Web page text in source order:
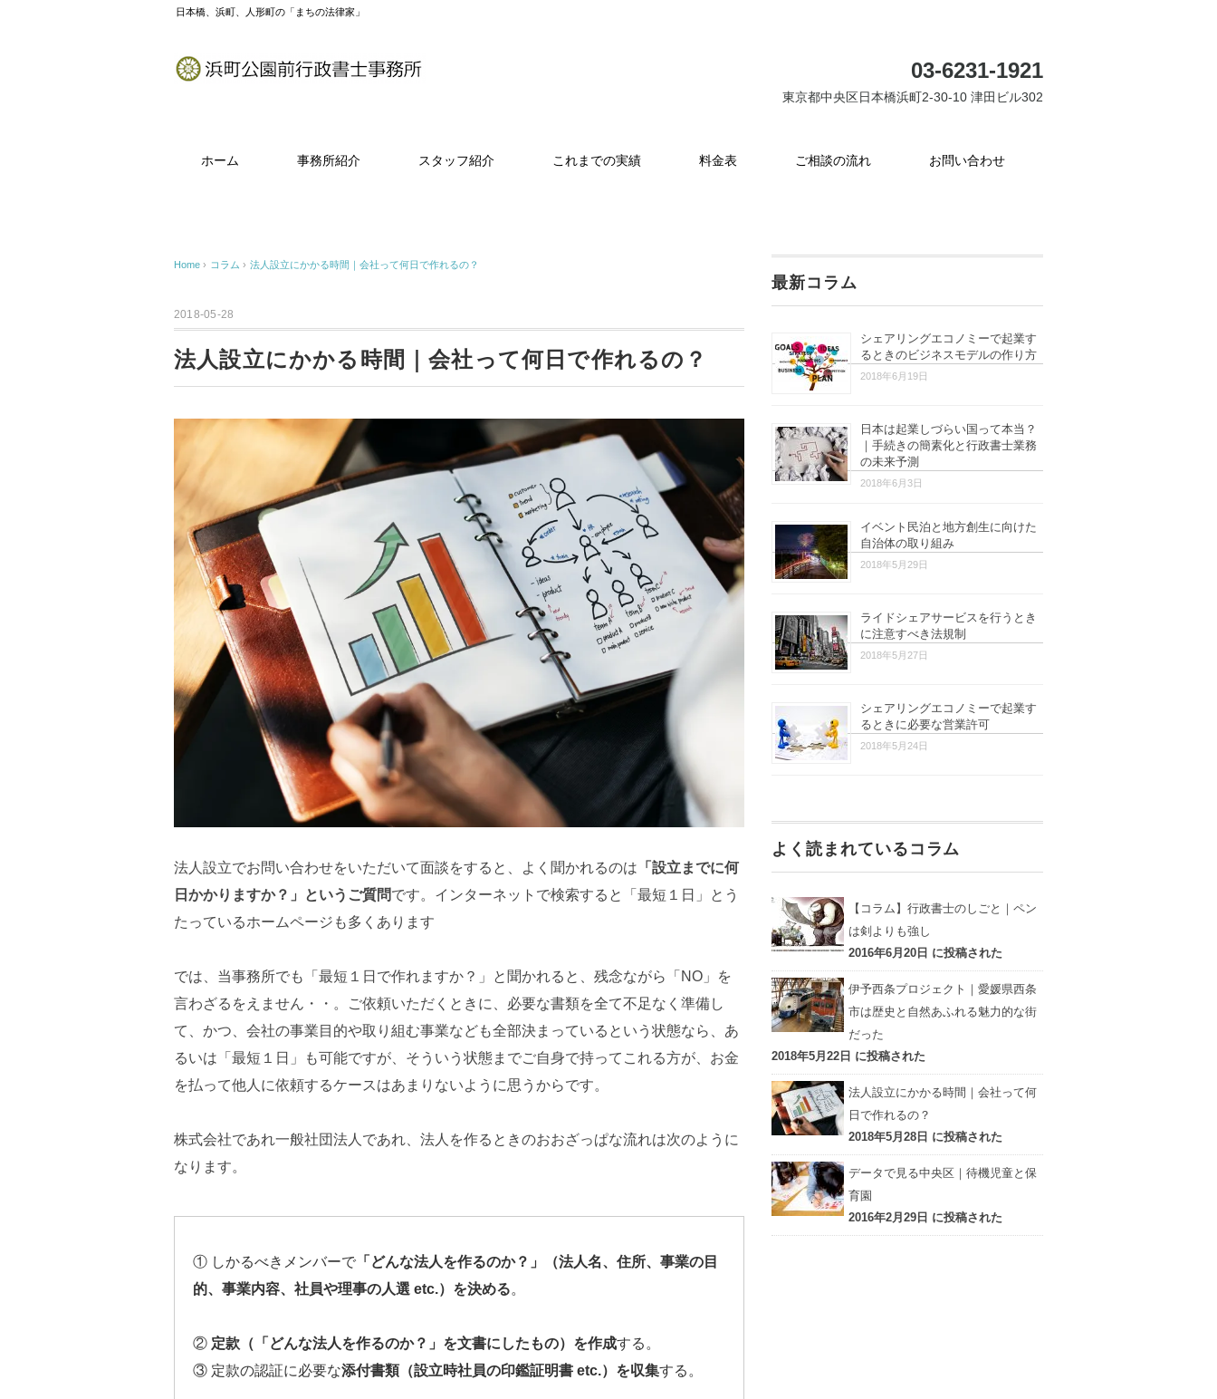
日本橋、浜町、人形町の「まちの法律家」
03-6231-1921
東京都中央区日本橋浜町2-30-10 津田ビル302
ホーム 事務所紹介 スタッフ紹介 これまでの実績 料金表 ご相談の流れ お問い合わせ
Home › コラム › 法人設立にかかる時間｜会社って何日で作れるの？
2018-05-28
法人設立にかかる時間｜会社って何日で作れるの？
法人設立でお問い合わせをいただいて面談をすると、よく聞かれるのは 「設立までに何
日かかりますか？」というご質問です。インターネットで検索すると「最短１日」とう
たっているホームページも多くあります
では、当事務所でも「最短１日で作れますか？」と聞かれると、残念ながら「NO」を
言わざるをえません・・。ご依頼いただくときに、必要な書類を全て不足なく準備し
て、かつ、会社の事業目的や取り組む事業なども全部決まっているという状態なら、あ
るいは「最短１日」も可能ですが、そういう状態までご自身で持ってこれる方が、お金
を払って他人に依頼するケースはあまりないように思うからです。
株式会社であれ一般社団法人であれ、法人を作るときのおおざっぱな流れは次のように
なります。
① しかるべきメンバーで 「どんな法人を作るのか？」（法人名、住所、事業の目
的、事業内容、社員や理事の人選 etc.）を決める。
② 定款（「どんな法人を作るのか？」を文書にしたもの）を作成する。
③ 定款の認証に必要な添付書類（設立時社員の印鑑証明書 etc.）を収集する。
最新コラム
シェアリングエコノミーで起業す
るときのビジネスモデルの作り方
2018年6月19日
日本は起業しづらい国って本当？
｜手続きの簡素化と行政書士業務
の未来予測
2018年6月3日
イベント民泊と地方創生に向けた
自治体の取り組み
2018年5月29日
ライドシェアサービスを行うとき
に注意すべき法規制
2018年5月27日
シェアリングエコノミーで起業す
るときに必要な営業許可
2018年5月24日
よく読まれているコラム
【コラム】行政書士のしごと｜ペン
は剣よりも強し
2016年6月20日 に投稿された
伊予西条プロジェクト｜愛媛県西条
市は歴史と自然あふれる魅力的な街
だった
2018年5月22日 に投稿された
法人設立にかかる時間｜会社って何
日で作れるの？
2018年5月28日 に投稿された
データで見る中央区｜待機児童と保
育園
2016年2月29日 に投稿された